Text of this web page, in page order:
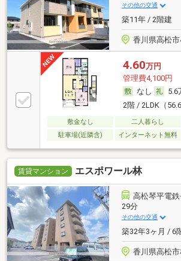
その他の交通
築11年 / 2階建
香川県高松
4.60万円
管理費4,100円
なし
5.6
2階 / 2LDK（
敷金なし 二人暮らし
駐車場(近隣含)
インターネット無料
賃貸マンション エスポワール林
高松琴平電
29分
その他の交通
築32年3ヶ月 / 6
香川県高松